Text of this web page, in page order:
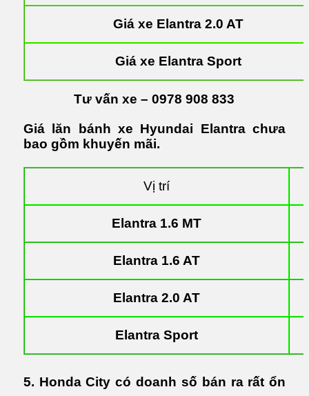
Giá xe Elantra 2.0 AT
Giá xe Elantra Sport
Tư vấn xe – 0978 908 833
Giá lăn bánh xe Hyundai Elantra chưa
bao gồm khuyến mãi.
Vị trí
Elantra 1.6 MT
Elantra 1.6 AT
Elantra 2.0 AT
Elantra Sport
5. Honda City có doanh số bán ra rất ổn